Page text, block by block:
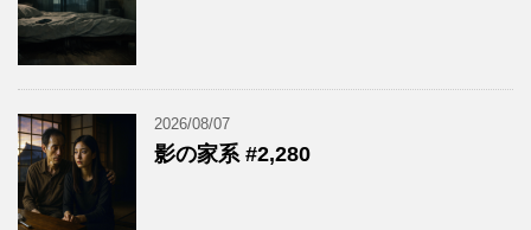
2026/08/07
影の家系 #2,280